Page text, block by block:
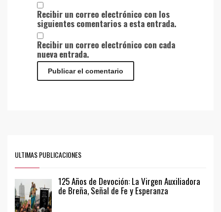
Recibir un correo electrónico con los
siguientes comentarios a esta entrada.
Recibir un correo electrónico con cada
nueva entrada.
ULTIMAS PUBLICACIONES
125 Años de Devoción: La Virgen Auxiliadora
de Breña, Señal de Fe y Esperanza